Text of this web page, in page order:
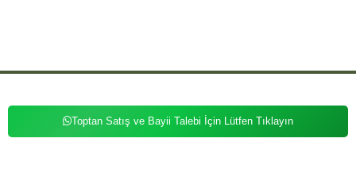
Toptan Satış ve Bayii Talebi İçin Lütfen Tıklayın